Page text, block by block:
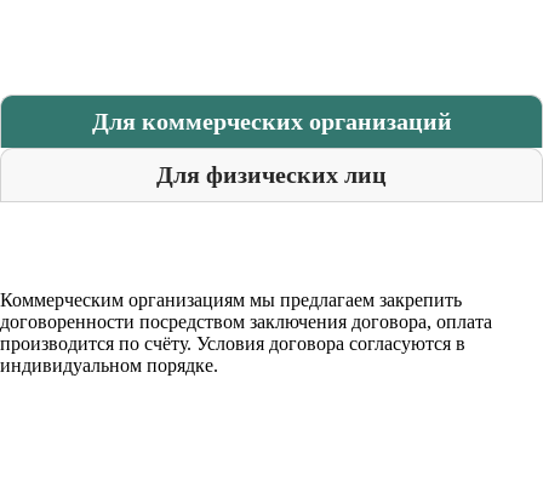
Для коммерческих организаций
Для физических лиц
Коммерческим организациям мы предлагаем закрепить
договоренности посредством заключения договора, оплата
производится по счёту. Условия договора согласуются в
индивидуальном порядке.